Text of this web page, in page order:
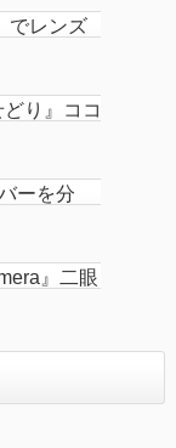
でレンズ
取りも超
どり』ココ
ーを分
』二眼